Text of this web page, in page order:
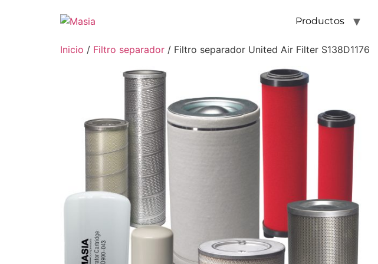
Productos
Inicio / Filtro separador / Filtro separador United Air Filter S138D1176